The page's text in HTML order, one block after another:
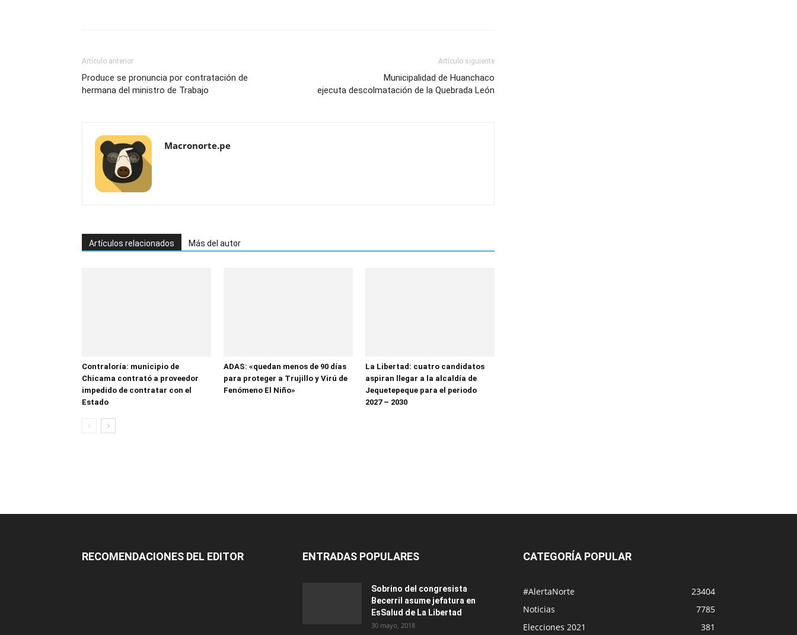
Artículo anterior
Produce se pronuncia por contratación de
hermana del ministro de Trabajo
Artículo siguiente
Municipalidad de Huanchaco
ejecuta descolmatación de la Quebrada León
Macronorte.pe
Artículos relacionados Más del autor
Contraloría: municipio de
Chicama contrató a proveedor
impedido de contratar con el
Estado
ADAS: «quedan menos de 90 días
para proteger a Trujillo y Virú de
Fenómeno El Niño»
La Libertad: cuatro candidatos
aspiran llegar a la alcaldía de
Jequetepeque para el periodo
2027 – 2030
RECOMENDACIONES DEL EDITOR ENTRADAS POPULARES
Sobrino del congresista
Becerril asume jefatura en
EsSalud de La Libertad
30 mayo, 2018
CATEGORÍA POPULAR
#AlertaNorte
23404
Noticias
7785
Elecciones 2021
381